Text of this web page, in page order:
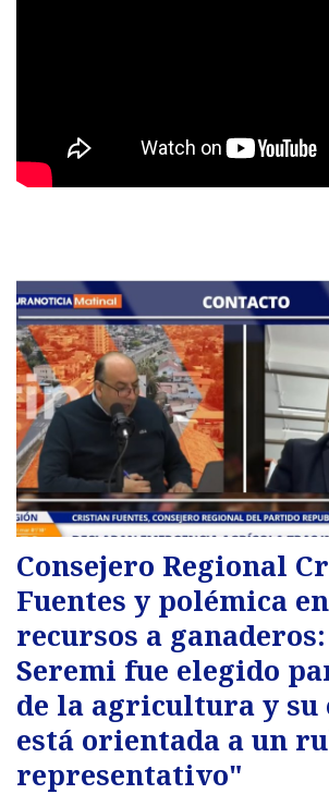
Consejero Regional
Fuentes y polémica
recursos a
Seremi fue elegido
de la agricultura y su
está orientada a un
representativo"